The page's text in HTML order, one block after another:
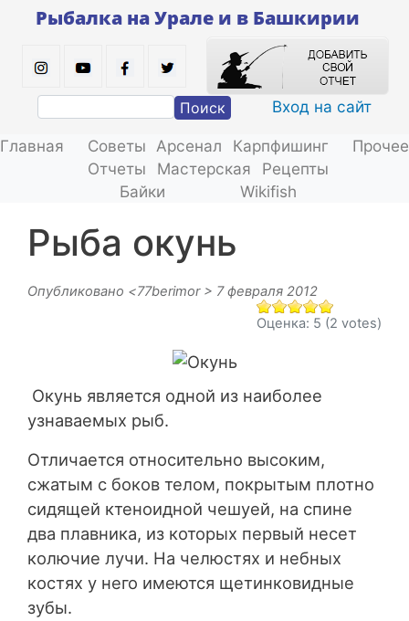
Перейти
основному
содержанию
Рыбалка на Урале и в Башкирии
Поиск Вход на сайт
Главная Советы Арсенал
Карпфишинг
Отчеты
Мастерская
Рецепты
Байки
Wikifish
Прочее
Рыба окунь
Опубликовано <77berimor> 7 февраля 2012
Оценка: 5 (2 votes)
Окунь является одной из наиболее
узнаваемых рыб.
Отличается относительно высоким,
сжатым с боков телом, покрытым плотно
сидящей ктеноидной чешуей, на спине
два плавника, из которых первый несет
колючие лучи. На челюстях и небных
костях у него имеются щетинковидные
зубы.